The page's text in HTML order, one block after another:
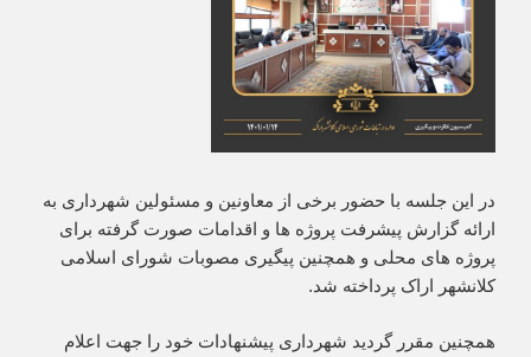
در این جلسه با حضور برخی از معاونین و مسئولین شهرداری به
ارائه گزارش پیشرفت پروژه ها و اقدامات صورت گرفته برای
پروژه های محلی و همچنین پیگیری مصوبات شورای اسلامی
کلانشهر اراک پرداخته شد.
همچنین مقرر گردید شهرداری پیشنهادات خود را جهت اعلام